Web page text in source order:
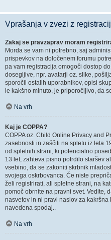
Vprašanja v zvezi z
Zakaj se pravzaprav moram
Morda se vam ni potrebno, saj
prispevkov na določenem forumu
pa vam registracija omogoči dostop
dosegljive, npr. avatarji oz. slike,
sporočil ostalih uporabnikov, opisi
le kakšno minuto, je priporočljivo, da
Na vrh
Kaj je COPPA?
COPPA oz. Child Online Privacy and
zasebnosti in zaščiti na spletu iz leta
od spletnih strani, ki potencialno
13 let, zahteva pisno potrdilo staršev
vsebino, da se zakoniti skrbnik
svojega oskrbovanca. Če niste
želi registrirati, ali spletne strani, na
pomoč obrnite na pravni svet. Vedite,
nasvetov in ni pravi naslov za
navedena spodaj..
Na vrh